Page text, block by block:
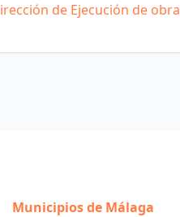
de Ejecución de obra
Municipios de Málaga